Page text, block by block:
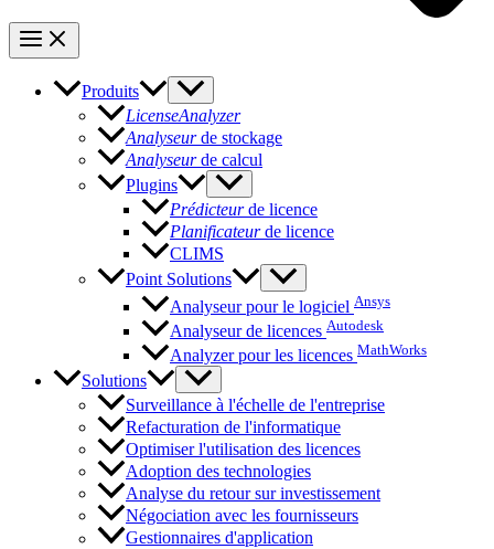
Produits
LicenseAnalyzer
Analyseurde stockage
Analyseurde calcul
Plugins
Prédicteurde licence
Planificateurde licence
CLIMS
Point Solutions
Analyseur pour le logiciel Ansys
Analyseur de licences Autodesk
Analyzer pour les licences MathWorks
Solutions
Surveillance à l'échelle de l'entreprise
Refacturation de l'informatique
Optimiser l'utilisation des licences
Adoption des technologies
Analyse du retour sur investissement
Négociation avec les fournisseurs
Gestionnaires d'application